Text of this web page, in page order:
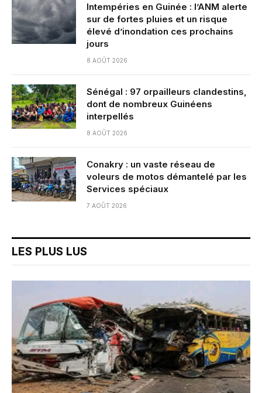
Intempéries en Guinée : l’ANM alerte
sur de fortes pluies et un risque
élevé d’inondation ces prochains
jours
8 AOÛT 2026
Sénégal : 97 orpailleurs clandestins,
dont de nombreux Guinéens
interpellés
8 AOÛT 2026
Conakry : un vaste réseau de
voleurs de motos démantelé par les
Services spéciaux
7 AOÛT 2026
LES PLUS LUS